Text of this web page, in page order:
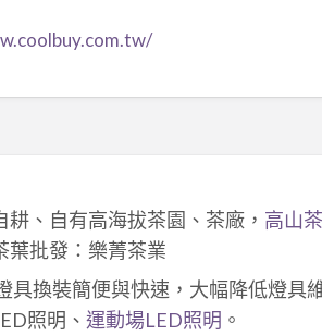
、自有高海拔茶園、茶廠， 高山
葉批發：樂菁茶業
具換裝簡便與快速，大幅降低燈具
照明、 運動場LED照明 。